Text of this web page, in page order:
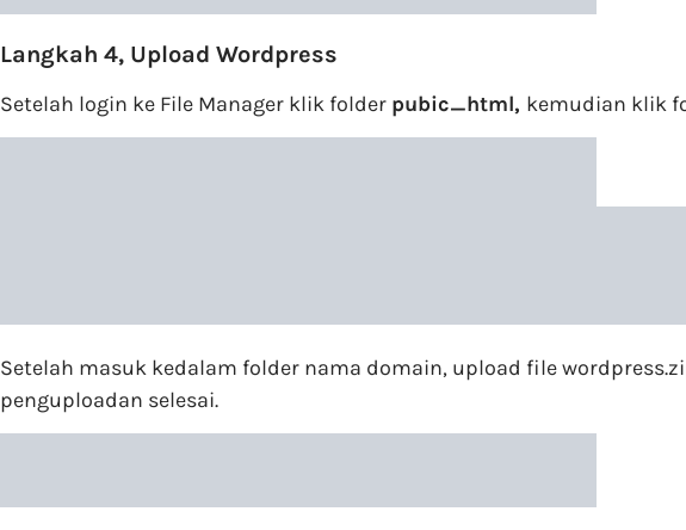
Langkah 4, Upload Wordpress
Setelah login ke File Manager klik folder pubic_html, kemudian klik
Setelah masuk kedalam folder nama domain, upload file
penguploadan selesai.